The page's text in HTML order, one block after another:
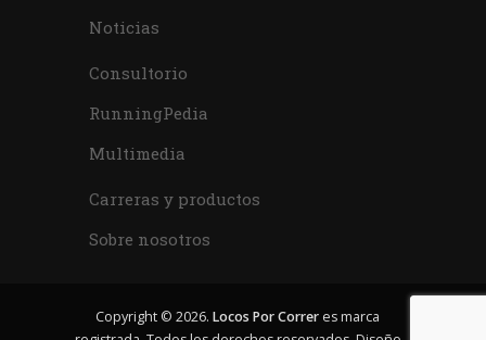
Noticias
Consultorio
RunningPedia
Multimedia
Carreras y productos
Sobre nosotros
Copyright © 2026. Locos Por Correr es marca